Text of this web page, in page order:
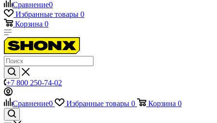
Сравнение0
Избранные товары 0
Корзина 0
+7 800 250-74-02
Сравнение0 Избранные товары 0 Корзина 0